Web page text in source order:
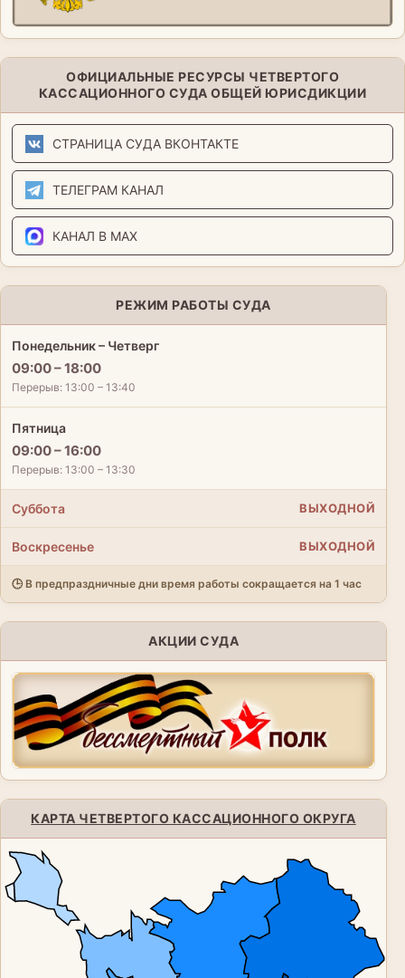
ОФИЦИАЛЬНЫЕ РЕСУРСЫ ЧЕТВЕРТОГО
КАССАЦИОННОГО СУДА ОБЩЕЙ ЮРИСДИКЦИИ
СТРАНИЦА СУДА ВКОНТАКТЕ
ТЕЛЕГРАМ КАНАЛ
КАНАЛ В MAX
РЕЖИМ РАБОТЫ СУДА
Понедельник – Четверг
09:00 – 18:00
Перерыв: 13:00 – 13:40
Пятница
09:00 – 16:00
Перерыв: 13:00 – 13:30
Суббота ВЫХОДНОЙ
Воскресенье ВЫХОДНОЙ
🕒 В предпраздничные дни время работы сокращается на 1 час
АКЦИИ СУДА
КАРТА ЧЕТВЕРТОГО КАССАЦИОННОГО ОКРУГА